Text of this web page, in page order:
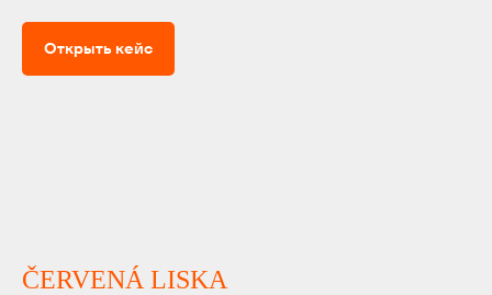
Открыть кейс
ČERVENÁ LISKA